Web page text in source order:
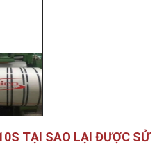
TẠI SAO LẠI ĐƯỢC SỬ